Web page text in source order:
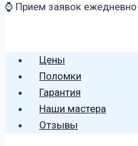
⌚ Прием заявок ежедневно
Цены
Поломки
Гарантия
Наши мастера
Отзывы